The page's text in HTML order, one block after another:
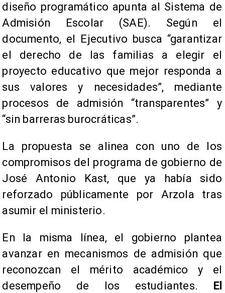
diseño programático apunta al Sistema de
Admisión Escolar (SAE). Según el
documento, el Ejecutivo busca “garantizar
el derecho de las familias a elegir el
proyecto educativo que mejor responda a
sus valores y necesidades”, mediante
procesos de admisión “transparentes” y
“sin barreras burocráticas”.
La propuesta se alinea con uno de los
compromisos del programa de gobierno de
José Antonio Kast, que ya había sido
reforzado públicamente por Arzola tras
asumir el ministerio.
En la misma línea, el gobierno plantea
avanzar en mecanismos de admisión que
reconozcan el mérito académico y el
desempeño de los estudiantes. El